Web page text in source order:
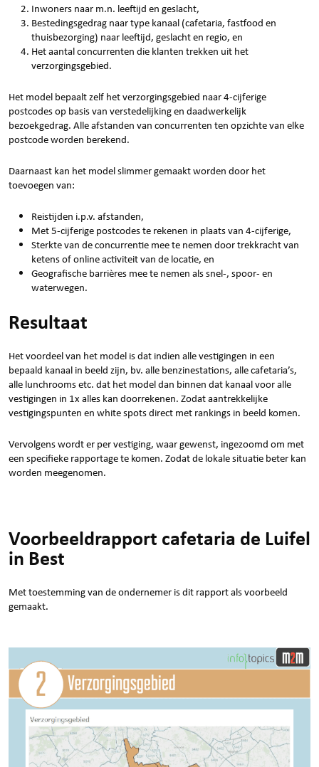
Inwoners naar m.n. leeftijd en geslacht,
Bestedingsgedrag naar type kanaal (cafetaria, fastfood en
thuisbezorging) naar leeftijd, geslacht en regio, en
Het aantal concurrenten die klanten trekken uit het
verzorgingsgebied.
Het model bepaalt zelf het verzorgingsgebied naar 4-cijferige
postcodes op basis van verstedelijking en daadwerkelijk
bezoekgedrag. Alle afstanden van concurrenten ten opzichte van elke
postcode worden berekend.
Daarnaast kan het model slimmer gemaakt worden door het
toevoegen van:
Reistijden i.p.v. afstanden,
Met 5-cijferige postcodes te rekenen in plaats van 4-cijferige,
Sterkte van de concurrentie mee te nemen door trekkracht van
ketens of online activiteit van de locatie, en
Geografische barrières mee te nemen als snel-, spoor- en
waterwegen.
Resultaat
Het voordeel van het model is dat indien alle vestigingen in een
bepaald kanaal in beeld zijn, bv. alle benzinestations, alle cafetaria’s,
alle lunchrooms etc. dat het model dan binnen dat kanaal voor alle
vestigingen in 1x alles kan doorrekenen. Zodat aantrekkelijke
vestigingspunten en white spots direct met rankings in beeld komen.
Vervolgens wordt er per vestiging, waar gewenst, ingezoomd om met
een specifieke rapportage te komen. Zodat de lokale situatie beter kan
worden meegenomen.
Voorbeeldrapport cafetaria de Luifel
in Best
Met toestemming van de ondernemer is dit rapport als voorbeeld
gemaakt.